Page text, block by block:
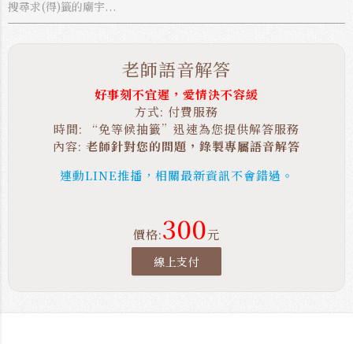
老師語音解答
好事刻不宜遲，愛情決不容緩
方式: 付費服務
時間: “免等候抽籤”迅速為您提供解答服務
內容: 老師針對您的問題，錄製專屬語音解答
連動LINE推播，相關最新資訊不會錯過。
價格:300元
線上支付